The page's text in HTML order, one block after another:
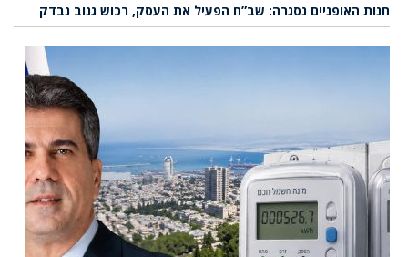
חנות האופניים נסגרה: שב”ח הפעיל את העסק, רכוש גנוב נבדק